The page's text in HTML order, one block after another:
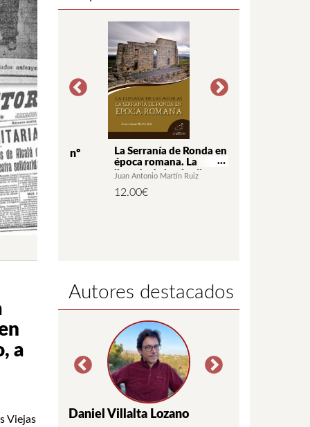
a
Viejas
Espera
Lerga
nº
La Serranía de Ronda en
época romana. La
llegada de las águilas
Juan Antonio Martín Ruiz
12.00€
Autores destacados
Daniel Villalta Lozano